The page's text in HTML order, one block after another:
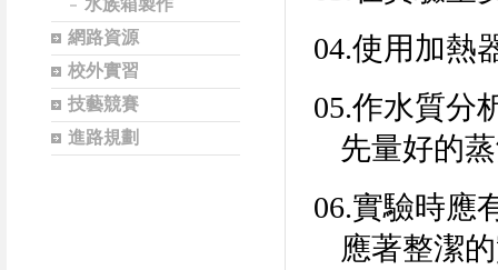
水族箱製作
網路資源
校外實習
技藝競賽
進路規劃
04.使用加熱
05.作水質分
先量好的
06.實驗時應
應著整潔